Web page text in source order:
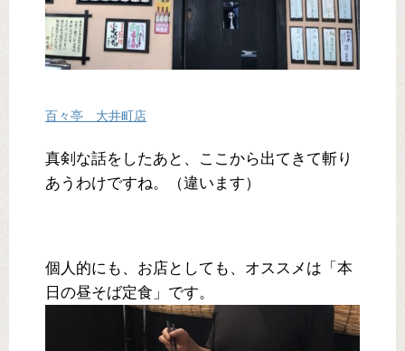
百々亭 大井町店
真剣な話をしたあと、ここから出てきて斬り
あうわけですね。（違います）
個人的にも、お店としても、オススメは「本
日の昼そば定食」です。